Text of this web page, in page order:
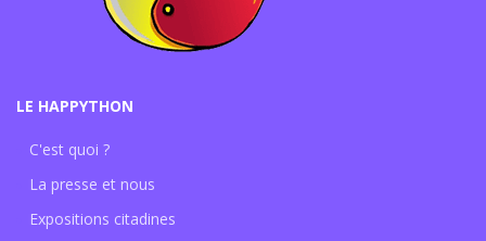
LE HAPPYTHON
C'est quoi ?
La presse et nous
Expositions citadines